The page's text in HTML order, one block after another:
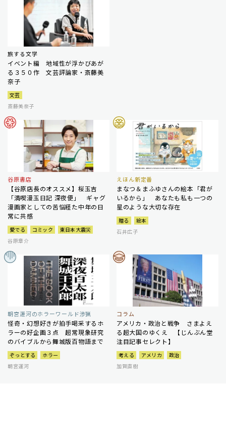
旅する文学
イベント編 地域性が浮かびあが
る３５０作 文芸評論家・斎藤美
奈子
文芸
斎藤美奈子
谷原書店
【谷原店長のオススメ】桜玉吉
「満喫漫玉日記 深夜便」 ギャグ
漫画家としての苦悩経た中年の日
常に共感
愛でる コミック
東日本大震災
谷原章介
えほん新定番
まなつ＆まふゆさんの絵本「君が
いるから」 あなたも私も一つの
星のような大切な存在
贈る
絵本
石井広子
朝宮運河のホラーワールド渉猟
怪奇・幻想好きが拍手喝采するホ
ラーの好企画３点 超常現象研究
のバイブルから舞城版百物語まで
ぞっとする
ホラー
朝宮運河
コラム
アメリカ・政治と戦争 さまよえ
る超大国のゆくえ 【じんぶん堂
注目記事セレクト】
考える アメリカ
政治
加賀直樹